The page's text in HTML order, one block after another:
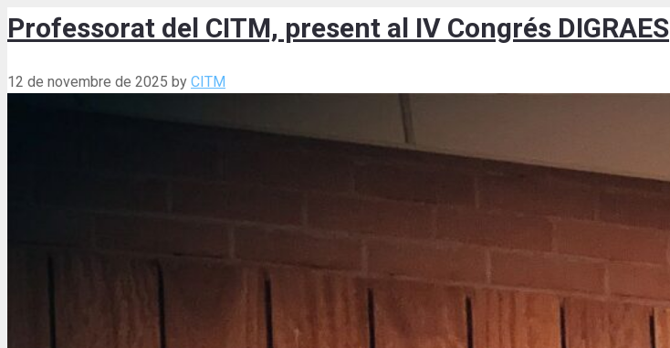
Professorat del CITM, present al IV Congrés DIGRAES
12 de novembre de 2025 by CITM